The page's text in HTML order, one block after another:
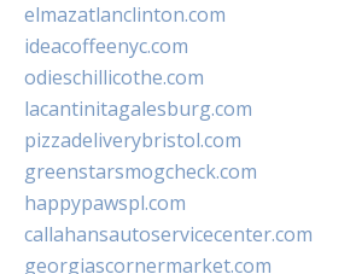
elmazatlanclinton.com
ideacoffeenyc.com
odieschillicothe.com
lacantinitagalesburg.com
pizzadeliverybristol.com
greenstarsmogcheck.com
happypawspl.com
callahansautoservicecenter.com
georgiascornermarket.com